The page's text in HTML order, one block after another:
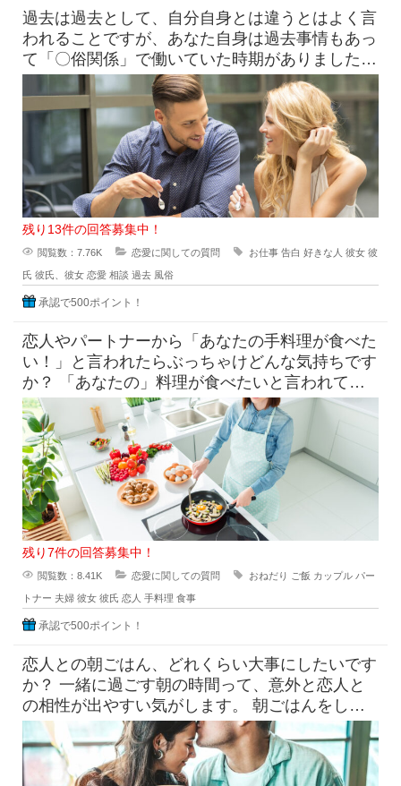
過去は過去として、自分自身とは違うとはよく言
われることですが、あなた自身は過去事情もあっ
て「〇俗関係」で働いていた時期がありました
が、それを経ていまの自分がある
残り13件の回答募集中！
閲覧数：7.76K 恋愛に関しての質問 お仕事 告白 好きな人 彼女 彼
氏 彼氏、彼女 恋愛 相談 過去 風俗
承認で500ポイント！
恋人やパートナーから「あなたの手料理が食べた
い！」と言われたらぶっちゃけどんな気持ちです
か？ 「あなたの」料理が食べたいと言われて素
直に嬉しいという気持ち
残り7件の回答募集中！
閲覧数：8.41K 恋愛に関しての質問 おねだり ご飯 カップル パー
トナー 夫婦 彼女 彼氏 恋人 手料理 食事
承認で500ポイント！
恋人との朝ごはん、どれくらい大事にしたいです
か？ 一緒に過ごす朝の時間って、意外と恋人と
の相性が出やすい気がします。 朝ごはんをしっ
かり食べたい派と、ギリギ